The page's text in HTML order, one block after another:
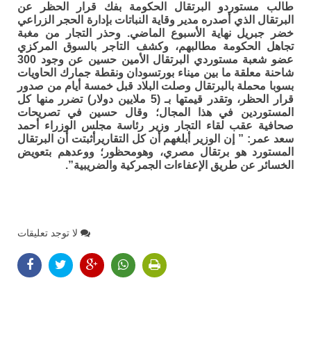
طالب مستوردو البرتقال الحكومة بفك قرار الحظر عن
البرتقال الذي أصدره مدير وقاية النباتات بإدارة الحجر الزراعي
خضر جبريل نهاية الأسبوع الماضي. وحذر التجار من مغبة
تجاهل الحكومة مطالبهم، وكشف التاجر بالسوق المركزي
عضو شعبة مستوردي البرتقال الأمين حسين عن وجود 300
شاحنة معلقة ما بين ميناء بورتسودان ونقطة جمارك الحاويات
بسوبا محملة بالبرتقال وصلت البلاد قبل خمسة أيام من صدور
قرار الحظر، وتقدر قيمتها بـ (5 ملايين دولار) تضرر منها كل
المستوردين في هذا المجال؛ وقال حسين في تصريحات
صحافية عقب لقاء التجار وزير رئاسة مجلس الوزراء أحمد
سعد عمر: ” إن الوزير أبلغهم أن كل التقاريرأثبتت أن البرتقال
المستورد هو برتقال مصري، وهومحظور؛ ووعدهم بتعويض
الخسائر عن طريق الإعفاءات الجمركية والضريبية”.
لا توجد تعليقات